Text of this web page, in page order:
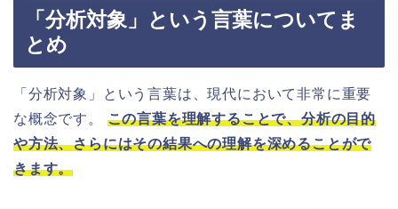
「分析対象」という言葉についてま
とめ
「分析対象」という言葉は、現代において非常に重要
な概念です。 この言葉を理解することで、分析の目的
や方法、さらにはその結果への理解を深めることがで
きます。